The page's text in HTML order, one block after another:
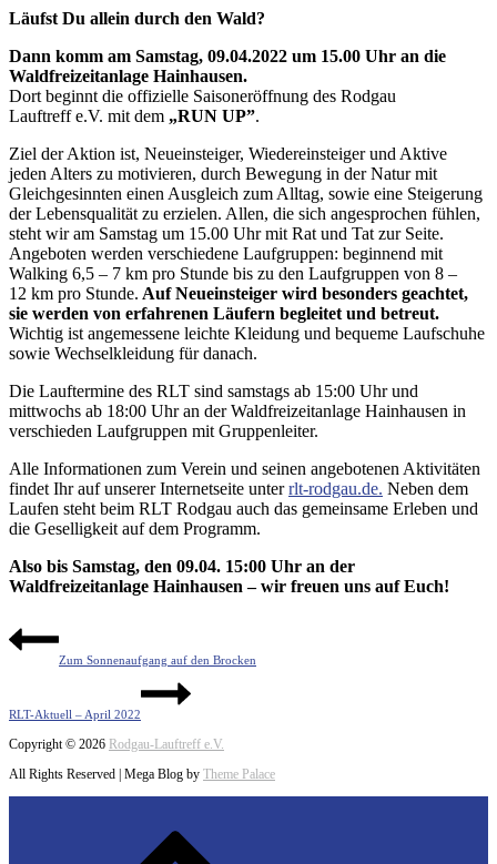
Läufst Du allein durch den Wald?
Dann komm am Samstag, 09.04.2022 um 15.00 Uhr an die
Waldfreizeitanlage Hainhausen.
Dort beginnt die offizielle Saisoneröffnung des Rodgau
Lauftreff e.V. mit dem „RUN UP”.
Ziel der Aktion ist, Neueinsteiger, Wiedereinsteiger und Aktive
jeden Alters zu motivieren, durch Bewegung in der Natur mit
Gleichgesinnten einen Ausgleich zum Alltag, sowie eine Steigerung
der Lebensqualität zu erzielen. Allen, die sich angesprochen fühlen,
steht wir am Samstag um 15.00 Uhr mit Rat und Tat zur Seite.
Angeboten werden verschiedene Laufgruppen: beginnend mit
Walking 6,5 – 7 km pro Stunde bis zu den Laufgruppen von 8 –
12 km pro Stunde. Auf Neueinsteiger wird besonders geachtet,
sie werden von erfahrenen Läufern begleitet und betreut.
Wichtig ist angemessene leichte Kleidung und bequeme Laufschuhe
sowie Wechselkleidung für danach.
Die Lauftermine des RLT sind samstags ab 15:00 Uhr und
mittwochs ab 18:00 Uhr an der Waldfreizeitanlage Hainhausen in
verschieden Laufgruppen mit Gruppenleiter.
Alle Informationen zum Verein und seinen angebotenen Aktivitäten
findet Ihr auf unserer Internetseite unterrlt-rodgau.de. Neben dem
Laufen steht beim RLT Rodgau auch das gemeinsame Erleben und
die Geselligkeit auf dem Programm.
Also bis Samstag, den 09.04. 15:00 Uhr an der
Waldfreizeitanlage Hainhausen – wir freuen uns auf Euch!
Beitragsnavigation
Zum Sonnenaufgang auf den Brocken
RLT-Aktuell – April 2022
Copyright © 2026 Rodgau-Lauftreff e.V.
All Rights Reserved | Mega Blog by Theme Palace